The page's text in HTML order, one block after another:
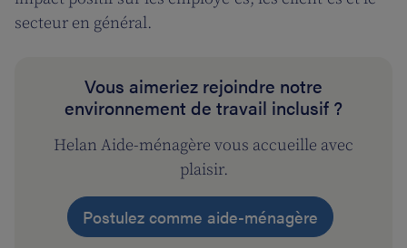
secteur en général.
Vous aimeriez rejoindre notre
environnement de travail inclusif ?
Helan Aide-ménagère vous accueille avec
plaisir.
Postulez comme aide-ménagère